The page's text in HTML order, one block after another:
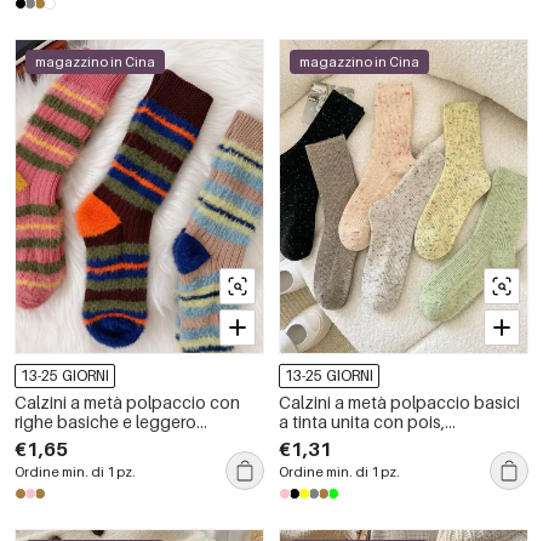
magazzino in Cina
13-25 GIORNI
Calzini a metà polpaccio con
righe basiche e leggero
rimbalzo
€1,65
Ordine min. di 1 pz.
magazzino in Cina
13-25 GIORNI
Calzini a metà polpaccio basici
a tinta unita con pois,
leggermente elasticizzati.
€1,31
Ordine min. di 1 pz.